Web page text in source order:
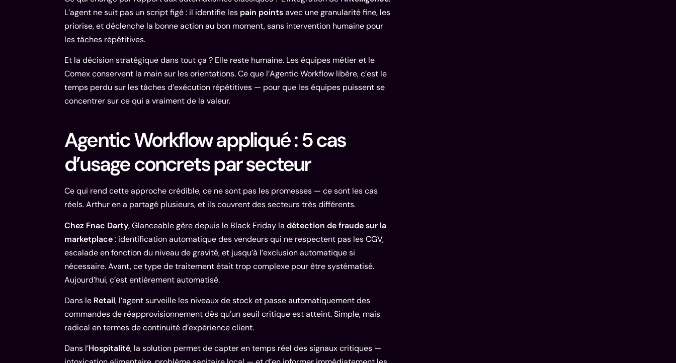
L’agent ne suit pas un script figé : il identifie les pain pointsavec une granularité fine, les
priorise, et déclenche la bonne action au bon moment, sans intervention humaine pour
les tâches répétitives.
Et la décision stratégique dans tout ça ? Elle reste humaine. Les équipes métier et le
Comex conservent la main sur les orientations. Ce que l’Agentic Workflow libère, c’est le
temps perdu sur les tâches d’exécution répétitives — pour que les équipes puissent se
concentrer sur ce qui a vraiment de la valeur.
Agentic Workflow appliqué : 5 cas
d’usage concrets par secteur
Ce qui rend cette approche crédible, ce ne sont pas les promesses — ce sont les cas
réels. Arthur en a partagé plusieurs, et ils couvrent des secteurs très différents.
Chez Fnac Darty, Glanceable gère depuis le Black Friday la détection de fraude sur la
marketplace: identification automatique des vendeurs qui ne respectent pas les CGV,
escalade en fonction du niveau de gravité, et jusqu’à l’exclusion automatique si
nécessaire. Avant, ce type de traitement était trop complexe pour être systématisé.
Aujourd’hui, c’est entièrement automatisé.
Dans le Retail, l’agent surveille les niveaux de stock et passe automatiquement des
commandes de réapprovisionnement dès qu’un seuil critique est atteint. Simple, mais
radical en termes de continuité d’expérience client.
Dans l’Hospitalité, la solution permet de capter en temps réel des signaux critiques —